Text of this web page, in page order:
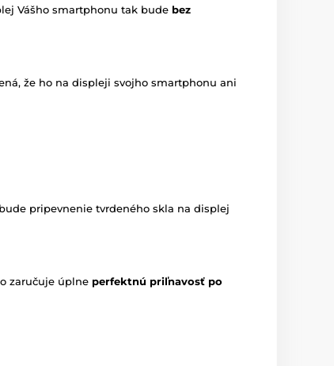
Vášho smartphonu tak bude bez
že ho na displeji svojho smartphonu ani
bude pripevnenie tvrdeného skla na displej
zaručuje úplne perfektnú priľnavosť po